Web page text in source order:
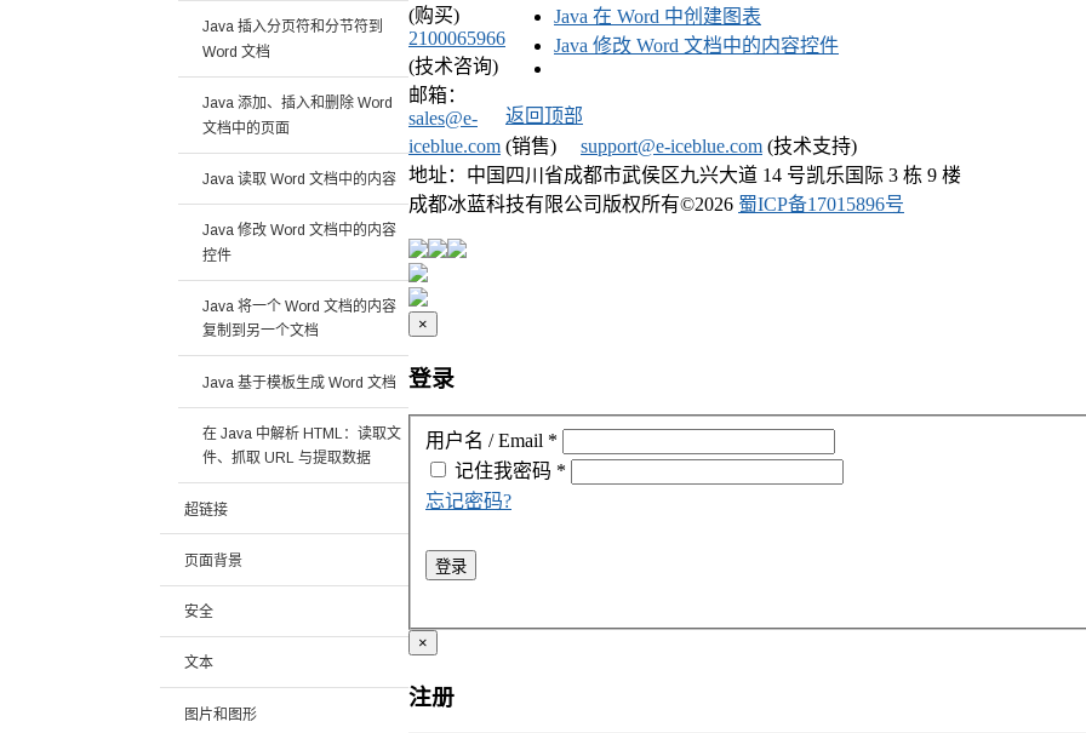
Java 在 Word 中创建图表
Java 修改 Word 文档中的内容控件
返回顶部
Java 插入分页符和分节符到
Word 文档
Java 添加、插入和删除 Word
文档中的页面
Java 读取 Word 文档中的内容
Java 修改 Word 文档中的内容
控件
Java 将一个 Word 文档的内容
复制到另一个文档
Java 基于模板生成 Word 文档
在 Java 中解析 HTML：读取文
件、抓取 URL 与提取数据
超链接
页面背景
安全
文本
图片和图形
(购买)
2100065966
(技术咨询)
邮箱：
sales@e-
iceblue.com (销售) support@e-iceblue.com (技术支持)
地址：中国四川省成都市武侯区九兴大道 14 号凯乐国际 3 栋 9 楼
成都冰蓝科技有限公司版权所有©2026 蜀ICP备17015896号
×
登录
用户名 / Email *
密码 *
记住我
忘记密码?
登录
×
注册